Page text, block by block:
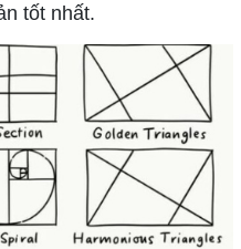
tốt nhất.